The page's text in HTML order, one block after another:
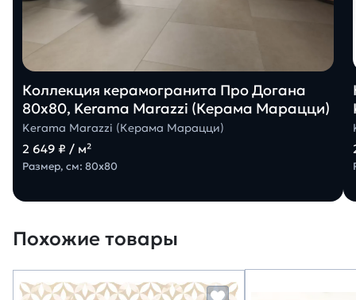
Коллекция керамогранита Про Догана
80х80, Kerama Marazzi (Керама Марацци)
Kerama Marazzi (Керама Марацци)
2 649 ₽ / м²
Размер, см: 80х80
Похожие товары